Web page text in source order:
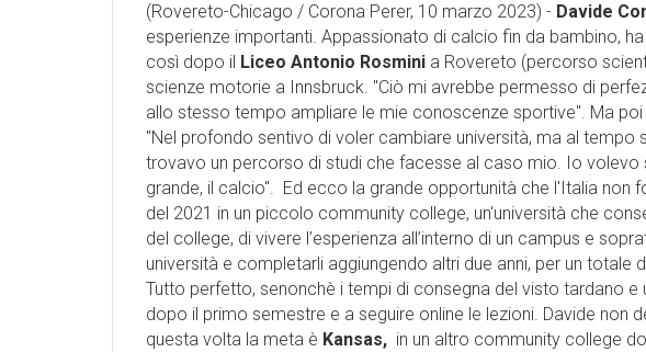
(Rovereto-Chicago / Corona Perer, 10 marzo 2023) - Davide
esperienze importanti. Appassionato di calcio fin da bambino,
così dopo il Liceo Antonio Rosmini a Rovereto (percorso
scienze motorie a Innsbruck. ''Ciò mi avrebbe permesso di
allo stesso tempo ampliare le mie conoscenze sportive''. Ma poi
''Nel profondo sentivo di voler cambiare università, ma al
trovavo un percorso di studi che facesse al caso mio. Io volevo
grande, il calcio''. Ed ecco la grande opportunità che l'Italia non
del 2021 in un piccolo community college, un'università che
del college, di vivere l’esperienza all’interno di un campus e
università e completarli aggiungendo altri due anni, per un totale
Tutto perfetto, senonchè i tempi di consegna del visto tardano
dopo il primo semestre e a seguire online le lezioni. Davide non
questa volta la meta è Kansas, in un altro community college